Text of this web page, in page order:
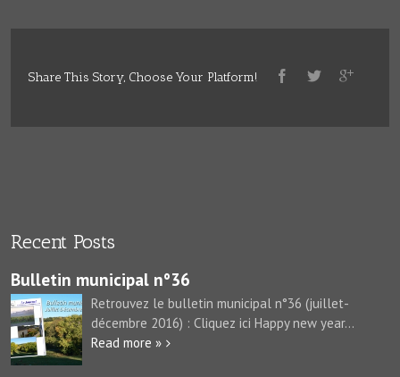
Share This Story, Choose Your Platform!
Recent Posts
Bulletin municipal n°36
Retrouvez le bulletin municipal n°36 (juillet-
décembre 2016) : Cliquez ici Happy new year...
Read more »